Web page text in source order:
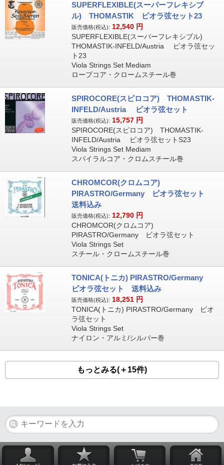
SUPERFLEXIBLE(スーパーフレキシブ
ル) THOMASTIK ビオラ弦セット23
販売価格(税込): 12,540 円
SUPERFLEXIBLE(スーパーフレキシブル)
THOMASTIK-INFELD/Austria ビオラ弦セッ
ト23
Viola Strings Set Mediam
ロープコア・クロームスチール巻
SPIROCORE(スピロコア) THOMASTIK-
INFELD/Austria ビオラ弦セット
販売価格(税込): 15,757 円
SPIROCORE(スピロコア) THOMASTIK-
INFELD/Austria ビオラ弦セットS23
Viola Strings Set Mediam
スパイラルコア・クロムスチール巻
CHROMCOR(クロムコア)
PIRASTRO/Germany ビオラ弦セット
送料込み
販売価格(税込): 12,790 円
CHROMCOR(クロムコア)
PIRASTRO/Germany ビオラ弦セット
Viola Strings Set
スチール・クロームスチール巻
TONICA(トニカ) PIRASTRO/Germany
ビオラ弦セット 送料込み
販売価格(税込): 18,251 円
TONICA(トニカ) PIRASTRO/Germany ビオ
ラ弦セット
Viola Strings Set
ナイロン・アルミ/シルバー巻
もっとみる(＋15件)